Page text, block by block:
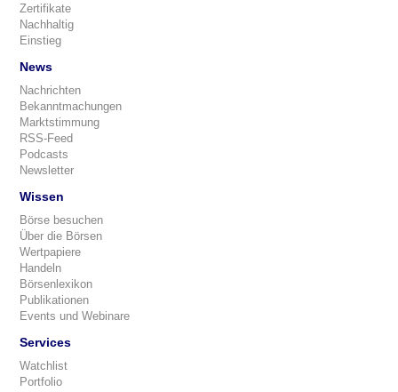
Zertifikate
Nachhaltig
Einstieg
News
Nachrichten
Bekanntmachungen
Marktstimmung
RSS-Feed
Podcasts
Newsletter
Wissen
Börse besuchen
Über die Börsen
Wertpapiere
Handeln
Börsenlexikon
Publikationen
Events und Webinare
Services
Watchlist
Portfolio